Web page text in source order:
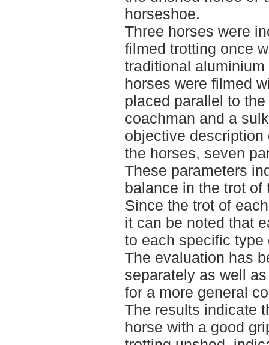
horseshoe.
Three horses were
filmed trotting once
traditional
horses were filmed
placed parallel to
coachman and a
objective
the horses, seven
These parameters
balance in the trot of
Since the trot of
it can be noted that
to each specific type
The evaluation has
separately as well
for a more general
The results indicate
horse with a good